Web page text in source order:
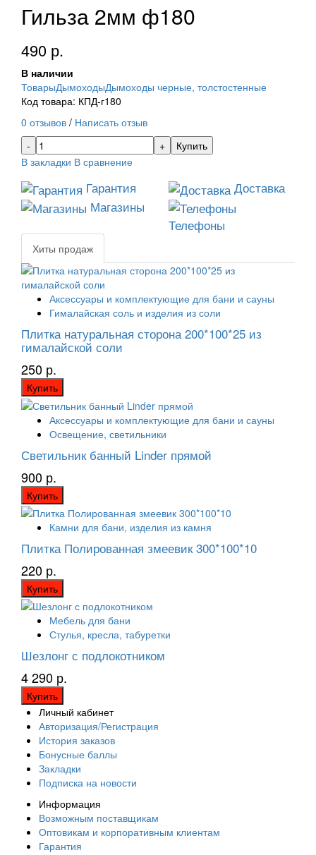
Гильза 2мм ф180
490 р.
В наличии
ТоварыДымоходыДымоходы черные, толстостенные
Код товара: КПД-г180
0 отзывов / Написать отзыв
Купить
В закладки В сравнение
Гарантия
Доставка
Магазины
Телефоны
Хиты продаж
Аксессуары и комплектующие для бани и сауны
Гималайская соль и изделия из соли
Плитка натуральная сторона 200*100*25 из
гималайской соли
250 р.
Купить
Аксессуары и комплектующие для бани и сауны
Освещение, светильники
Светильник банный Linder прямой
900 р.
Купить
Камни для бани, изделия из камня
Плитка Полированная змеевик 300*100*10
220 р.
Купить
Мебель для бани
Стулья, кресла, табуретки
Шезлонг с подлокотником
4 290 р.
Купить
Личный кабинет
Авторизация/Регистрация
История заказов
Бонусные баллы
Закладки
Подписка на новости
Информация
Возможным поставщикам
Оптовикам и корпоративным клиентам
Гарантия